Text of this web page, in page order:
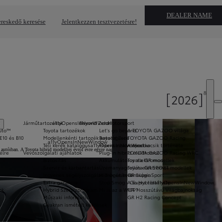
keresése Jelentkezzen tesztvezetésre!
DEALER NAME
a11yOpensInNewWindow
Járműtartozékok
Toyota tartozékok
Modellenkénti tartozék katalógusok
Téli kerék katalógusa11yOpensInNewWindow
Vevőszolgálati ajánlatok
Biztosítás
Ingyenes segélyszolgálat 3 év után is
Extra garancia
Hybrid Szervizprogram
Műszaki információ
Gyakran ismételt kérdések
Beyond Zero
Let's go beyond
Beyond Zero
Hibrid elektromos
Plug-in hibrid elektromos
Akkumulátoros elektromos
Üzemanyagcellás elektromos
Hidrogén technológia
Stop Smog - Go Hybrida11yOpensInNewWindow
Mi is az a WLTP?
és B10
a11yOpensInNewWindow
Motorsport
A TOYOTA GAZOO világa
TOYOTA GAZOO Racing
A sportkocsik története
TOYOTA GAZOO Racing WRC
Toyota GR modellek
Toyota GR SPORT modellek
GR Super Sport
A Supra története
FIA Hosszútávú Világbajnokság
GR H2 Racing Concept
A Toyota hibrid modelljei évről évre egyre nagyobb népszerűségnek örvendenek, és a kínálatban